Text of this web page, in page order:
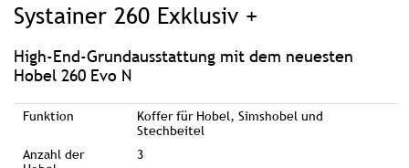
Systainer 260 Exklusiv +
High-End-Grundausstattung mit dem neuesten
Hobel 260 Evo N
Funktion
Koffer für Hobel, Simshobel und
Stechbeitel
Anzahl der
3
Bildgalerie
springen